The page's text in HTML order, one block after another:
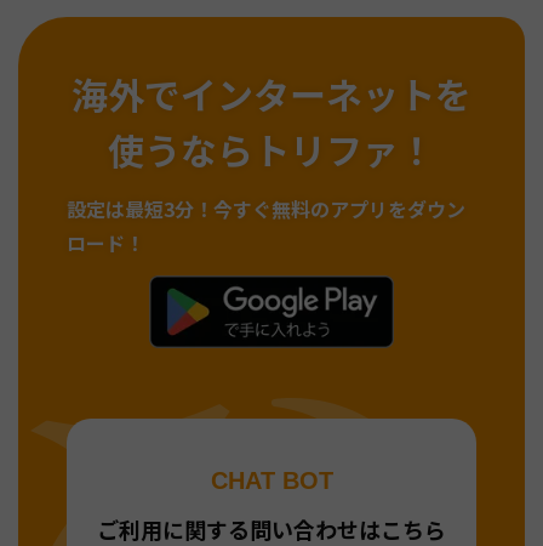
海外でインターネットを
使うならトリファ！
設定は最短3分！ 今すぐ無料のアプリをダウン
ロード！
CHAT BOT
ご利用に関する問い合わせはこちら